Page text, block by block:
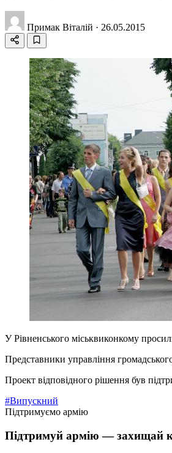
Примак Віталій · 26.05.2015
У Рівненського міськвиконкому
Представники управління
Проект відповідного рішення був
#Випускний
Підтримуємо армію
Підтримуй армію — захищай